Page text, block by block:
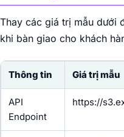
Thay các giá trị mẫu dưới
khi bàn giao cho khách
Thông tin Giá trị mẫu
API
Endpoint
https://